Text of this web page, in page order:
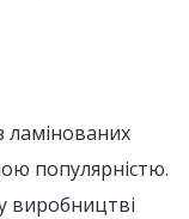
ламінованих
популярністю.
виробництві